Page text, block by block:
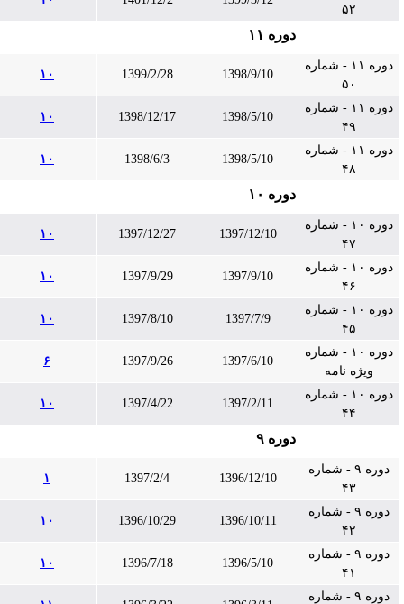
۵۲
دوره ۱۱
دوره ۱۱ - شماره
۵۰
1398/9/10
1399/2/28 ۱۰
دوره ۱۱ - شماره
۴۹
1398/5/10
1398/12/17 ۱۰
دوره ۱۱ - شماره
۴۸
1398/5/10
1398/6/3 ۱۰
دوره ۱۰
دوره ۱۰ - شماره
۴۷
1397/12/10
1397/12/27 ۱۰
دوره ۱۰ - شماره
۴۶
1397/9/10
1397/9/29 ۱۰
دوره ۱۰ - شماره
۴۵
1397/7/9
1397/8/10 ۱۰
دوره ۱۰ - شماره
ویژه نامه
1397/6/10
1397/9/26
دوره ۱۰ - شماره
۴۴
1397/2/11
1397/4/22 ۱۰
دوره ۹
دوره ۹ - شماره
۴۳
1396/12/10
1397/2/4
دوره ۹ - شماره
۴۲
1396/10/11
1396/10/29 ۱۰
دوره ۹ - شماره
۴۱
1396/5/10
1396/7/18 ۱۰
دوره ۹ - شماره